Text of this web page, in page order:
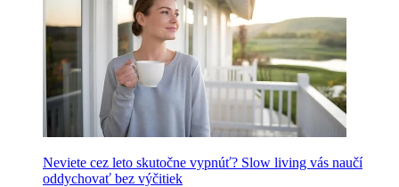
Neviete cez leto skutočne vypnúť? Slow living vás naučí
oddychovať bez výčitiek